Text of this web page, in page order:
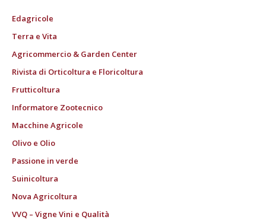
Edagricole
Terra e Vita
Agricommercio & Garden Center
Rivista di Orticoltura e Floricoltura
Frutticoltura
Informatore Zootecnico
Macchine Agricole
Olivo e Olio
Passione in verde
Suinicoltura
Nova Agricoltura
VVQ – Vigne Vini e Qualità